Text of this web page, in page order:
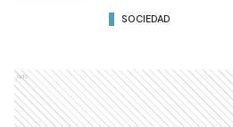
SOCIEDAD
Ads